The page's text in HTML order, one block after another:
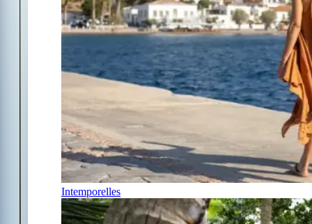
Intemporelles